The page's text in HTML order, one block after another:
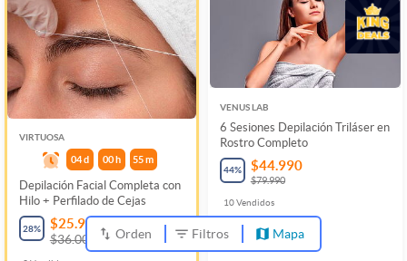
VIRTUOSA
04 d 00 h 55m
Depilación Facial Completa con
Hilo + Perfilado de Cejas
28% $25.990
$36.000
VENUS LAB
6 Sesiones Depilación Triláser en
Rostro Completo
44% $44.990
$79.990
10Vendidos
Orden Filtros Mapa